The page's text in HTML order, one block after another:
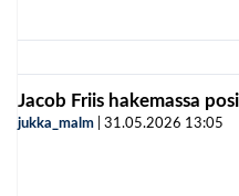
Jacob Friis hakemassa
jukka_malm 31.05.2026 13:05